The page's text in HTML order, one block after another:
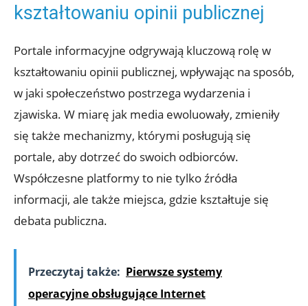
kształtowaniu opinii publicznej
Portale informacyjne odgrywają kluczową rolę w
kształtowaniu opinii publicznej, wpływając na sposób,
w jaki społeczeństwo postrzega wydarzenia i
zjawiska. W miarę jak media ewoluowały, zmieniły
się także mechanizmy, którymi posługują się
portale, aby dotrzeć do swoich odbiorców.
Współczesne platformy to nie tylko źródła
informacji, ale także miejsca, gdzie kształtuje się
debata publiczna.
Przeczytaj także: Pierwsze systemy
operacyjne obsługujące Internet